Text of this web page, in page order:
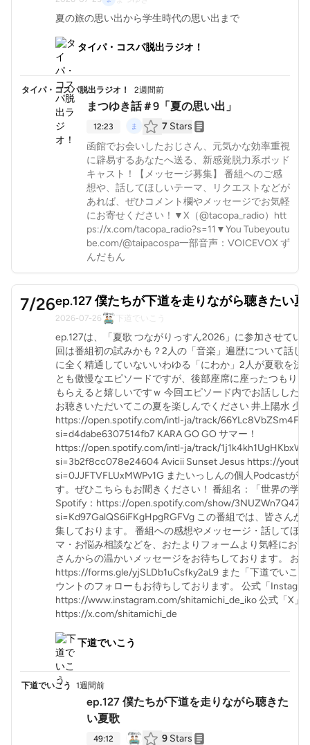
夏の旅の思い出から学生時代の思い出まで
タイパ・コスパ脱出ラジオ！
タイパ・コスパ脱出ラジオ！ 2週間前
まつゆき話＃9「夏の思い出」
12:23 7 Stars
函館でお会いしたおじさん、元気かな効率重視
に辟易するあなたへ送る、新感覚脱力系ポッド
キャスト！【メッセージ募集】 番組へのご感
想や、話してほしいテーマ、リクエストなどが
あれば、ぜひコメント欄やメッセージでお気軽
にお寄せください！▼X（@tacopa_radio）htt
ps://x.com/tacopa_radio?s=11▼You Tube⁠youtu
be.com/@taipacospa⁠一部音声：VOICEVOX ず
んだもん
7/26ep.127 僕たちが下道を走りながら聴きたい夏
2026-07-26 下道でいこう
ep.127は、「夏歌 つながりっすん2026」に参加させてい
回は番組初の試みかも？2人の「音楽」遍歴について話し
に全く精通していないいわゆる「にわか」2人が夏歌を決
とも傲慢なエピソードですが、後部座席に座ったつもり
もらえると嬉しいですｗ 今回エピソード内でお話しした
お聴きいただいてこの夏を楽しんでください 井上陽水 少
https://open.spotify.com/intl-ja/track/
si=d4dabe6307514fb7 KARA GO GO サマー！
https://open.spotify.com/intl-ja/track/
si=3b2f8cc078e24604 Avicii Sunset Jesus https://
si=0JJFTVFLUxMWPv1G またいっしんの個人Podcastが
す。ぜひこちらもお聞きください！ 番組名：「世界の学
Spotify：⁠https://open.spotify.com/show/
si=Kd97GalQS6iFKgHpgRGFVg⁠ この番組では、皆さんか
集しております。 番組への感想やメッセージ・話してほ
マ・お悩み相談などを、おたよりフォームより気軽にお
さんからの温かいメッセージをお待ちしております。 お
⁠https://forms.gle/yjSLDb1uCsfky2aL9⁠ また「下道でいこ
ウントのフォローもお待ちしております。 公式「
⁠https://www.instagram.com/shitamichi_de_iko⁠ 公式「X」
⁠⁠https://x.com/shitamichi_de⁠
下道でいこう
下道でいこう 1週間前
ep.127 僕たちが下道を走りながら聴きた
い夏歌
49:12 9 Stars